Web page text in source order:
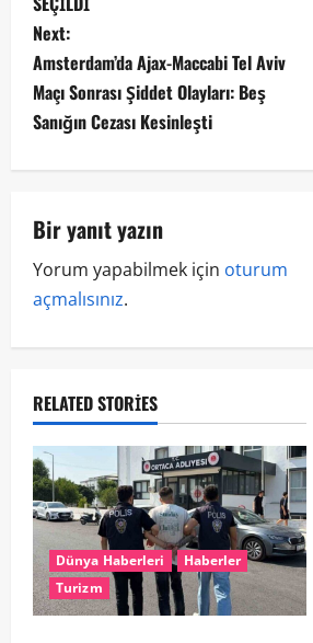
Next:
Amsterdam’da Ajax-Maccabi Tel Aviv
Maçı Sonrası Şiddet Olayları: Beş
Sanığın Cezası Kesinleşti
Bir yanıt yazın
Yorum yapabilmek için oturum
açmalısınız.
RELATED STORIES
Dünya Haberleri
Haberler
Turizm